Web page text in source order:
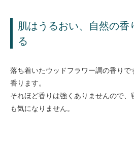
肌はうるおい、自然の香
る
落ち着いたウッドフラワー調の香りで
香ります。
それほど香りは強くありませんので
も気になりません。